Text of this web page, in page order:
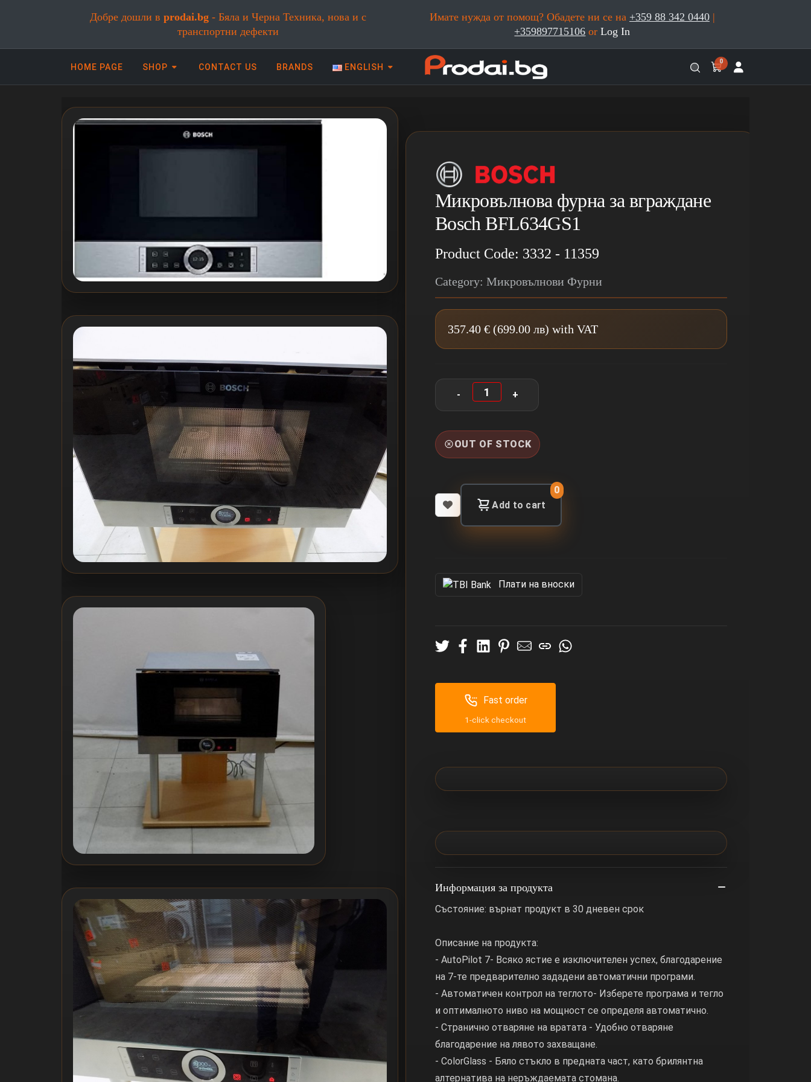
Добре дошли вprodai.bg - Бяла и Черна Техника, нова и с
транспортни дефекти
Имате нужда от помощ? Обадете ни се на +359 88 342 0440|
+359897715106 orLog In
0
HOME PAGE SHOP CONTACT US BRANDS ENGLISH
Микровълнова фурна за вграждане
Bosch BFL634GS1
Product Code: 3332 - 11359
Category: Микровълнови Фурни
357.40 € (699.00 лв) with VAT
OUT OF STOCK
Add to cart
0
Πлати на вноски
Fast order
1-click checkout
Информация за продукта
Състояние: върнат продукт в 30 дневен срок
Описание на продукта:
- AutoPilot 7- Всяко ястие е изключителен успех, благодарение
на 7-те предварително зададени автоматични програми.
- Автоматичен контрол на теглото- Изберете програма и тегло
и оптималното ниво на мощност се определя автоматично.
- Странично отваряне на вратата - Удобно отваряне
благодарение на лявото захващане.
- ColorGlass - Бяло стъкло в предната част, като брилянтна
алтернатива на неръждаемата стомана.